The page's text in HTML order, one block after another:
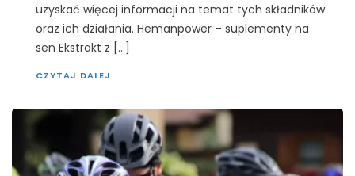
uzyskać więcej informacji na temat tych składników
oraz ich działania. Hemanpower – suplementy na
sen Ekstrakt z […]
CZYTAJ DALEJ